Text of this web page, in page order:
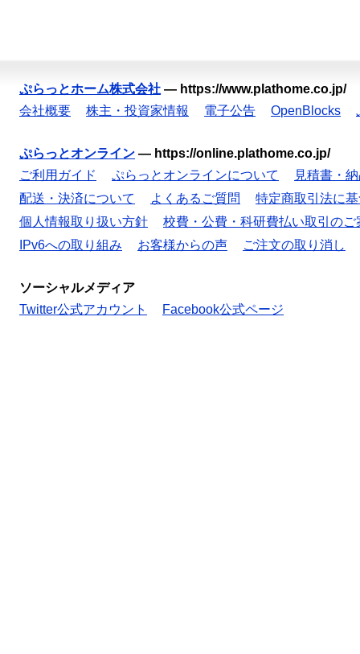
ぷらっとホーム株式会社 — https://www.plathome.co.jp/
会社概要
株主・投資家情報 電子公告 OpenBlocks
ぷらっとオンライン — https://online.plathome.co.jp/
ご利用ガイド
ぷらっとオンラインについて
見積書・
配送・決済について
よくあるご質問
特定商取引法に
個人情報取り扱い方針
校費・公費・科研費払い取引のご
IPv6への取り組み
お客様からの声 ご注文の取り消し
ソーシャルメディア
Twitter公式アカウント
Facebook公式ページ